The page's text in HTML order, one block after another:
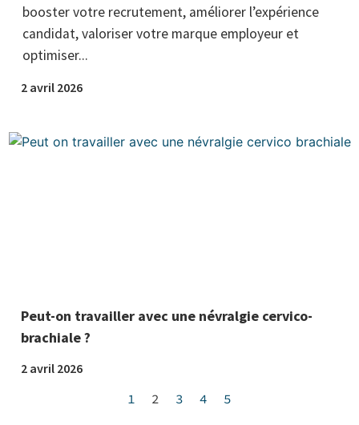
booster votre recrutement, améliorer l’expérience
candidat, valoriser votre marque employeur et
optimiser...
2 avril 2026
Peut-on travailler avec une névralgie cervico-
brachiale ?
2 avril 2026
1
2 3 4 5